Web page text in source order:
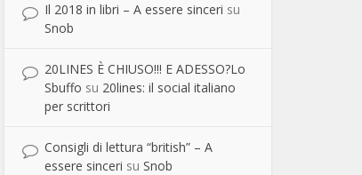
Il 2018 in libri – A essere sinceri su
Snob
20LINES È CHIUSO!!! E ADESSO?Lo
Sbuffo su 20lines: il social italiano
per scrittori
Consigli di lettura “british” – A
essere sinceri su Snob